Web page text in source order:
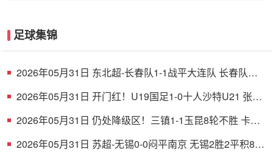
足球集锦
2026年05月31日 东北超-长春队1-1战平大连队 长春队点
2026年05月31日 开门红！U19国足1-0十人沙特U21 张家
2026年05月31日 仍处降级区！三镇1-1玉昆8轮不胜 卡迪
2026年05月31日 苏超-无锡0-0闷平南京 无锡2胜2平积8分